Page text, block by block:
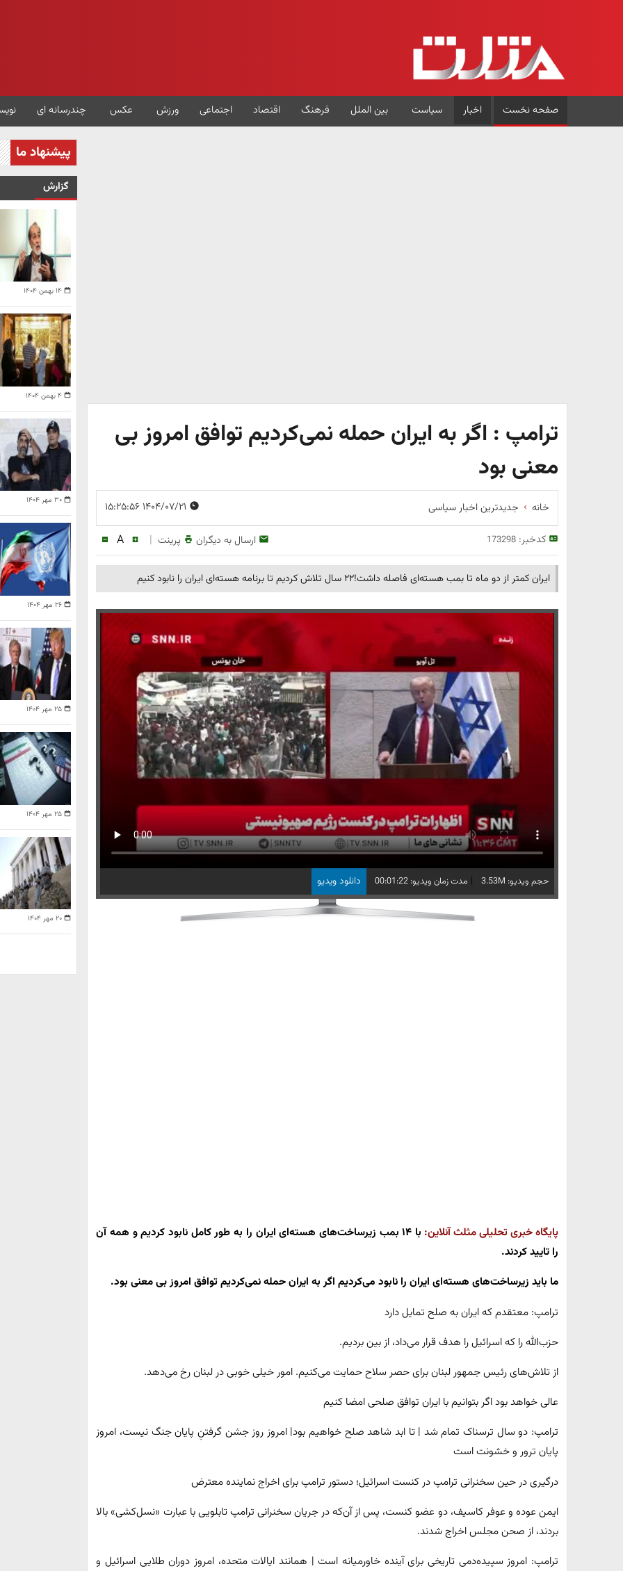
صفحه نخست اخبار سیاست بین الملل فرهنگ اقتصاد اجتماعی ورزش عکس چندرسانه ای
ترامپ : اگر به ایران حمله نمی‌کردیم توافق امروز بی
معنی بود
خانه جدیدترین اخبار سیاسی
کدخبر:173298 ارسال به دیگران پرینت |
A
ایران کمتر از دو ماه تا بمب هسته‌ای فاصله داشت!۲۲ سال تلاش کردیم تا برنامه هسته‌ای ایران را نابود کنیم
حجم ویدیو: 3.53M | مدت زمان ویدیو: 00:01:22 دانلود ویدیو
پایگاه خبری تحلیلی مثلث آنلاین:
با ۱۴ بمب زیرساخت‌های هسته‌ای ایران را به طور کامل نابود کردیم و همه آن
را تایید کردند.
ما باید زیرساخت‌های هسته‌ای ایران را نابود می‌کردیم اگر به ایران حمله نمی‌کردیم توافق امروز بی معنی بود.
ترامپ: معتقدم که ایران به صلح تمایل دارد
حزب‌الله را که اسرائیل را هدف قرار می‌داد، از بین بردیم.
از تلاش‌های رئیس جمهور لبنان برای حصر سلاح حمایت می‌کنیم. امور خیلی خوبی در لبنان رخ می‌دهد.
عالی خواهد بود اگر بتوانیم با ایران توافق صلحی امضا کنیم
ترامپ: دو سال ترسناک تمام شد | تا ابد شاهد صلح خواهیم بود| امروز روز جشن گرفتنِ پایان جنگ نیست، امروز
پایان ترور و خشونت است
درگیری در حین سخنرانی ترامپ در کنست اسرائیل؛ دستور ترامپ برای اخراج نماینده معترض
ایمن عوده و عوفر کاسیف، دو عضو کنست، پس از آن‌که در جریان سخنرانی ترامپ تابلویی با عبارت «نسل‌کشی» بالا
بردند، از صحن مجلس اخراج شدند.
ترامپ: امروز سپیده‌دمی تاریخی برای آینده خاورمیانه است | همانند ایالات متحده، امروز دوران طلایی اسرائیل و
پیشنهاد ما
گزارش
۱۴ بهمن ۱۴۰۴
۴ بهمن ۱۴۰۴
۳۰ مهر ۱۴۰۴
۲۶ مهر ۱۴۰۴
۲۵ مهر ۱۴۰۴
۲۵ مهر ۱۴۰۴
۲۰ مهر ۱۴۰۴